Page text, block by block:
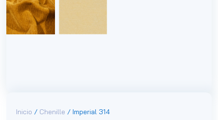
Inicio / Chenille / Imperial 314